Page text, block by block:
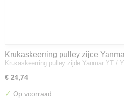
Krukaskeerring pulley zijde
Deere - 119934-01800
Krukaskeerring pulley zijde Yanmar YT /
€ 24,74
✓ Op voorraad